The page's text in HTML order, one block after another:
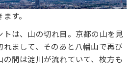
す。
は、山の切れ目。京都の山を見
まして、そのあと八幡山で再び
間は淀川が流れていて、枚方も